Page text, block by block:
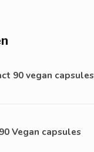
90 vegan capsules
Vegan capsules